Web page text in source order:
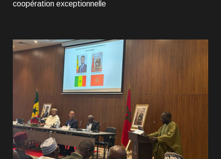
coopération exceptionnelle